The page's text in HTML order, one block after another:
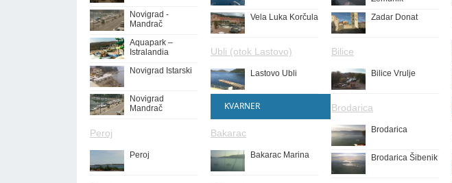
Novigrad -
Mandrač
Aquapark –
Istralandia
Novigrad Istarski
Novigrad
Mandrač
Peroj
Peroj
Vela Luka Korčula
Ubli (otok Lastovo)
Lastovo Ubli
KVARNER
Bakarac
Bakarac Marina
Zadar Donat
Bilice
Bilice Vrulje
Brodarica
Brodarica
Brodarica Šibenik